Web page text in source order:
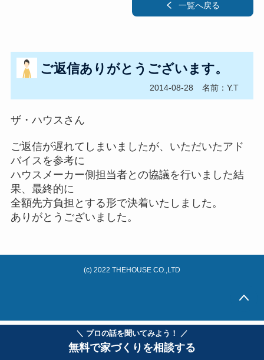
＼ プロの話を聞いてみよう！ ／
無料で家づくりを相談する
一覧へ戻る
ご返信ありがとうございます。
2014-08-28 名前：Y.T
ザ・ハウスさん
ご返信が遅れてしまいましたが、いただいたアド
バイスを参考に
ハウスメーカー側担当者との協議を行いました結
果、最終的に
全額先方負担とする形で決着いたしました。
ありがとうございました。
(c) 2022 THEHOUSE CO.,LTD